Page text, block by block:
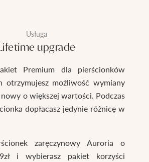
Usługa
upgrade
Premium dla pierścionków
otrzymujesz możliwość wymiany
o większej wartości. Podczas
dopłacasz jedynie różnicę w
zaręczynowy Auroria o
i wybierasz pakiet korzyści